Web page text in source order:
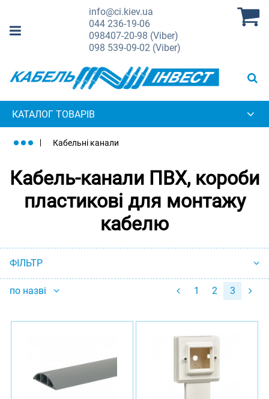
info@ci.kiev.ua
044236-19-06
098407-20-98 (Viber)
098 539-09-02 (Viber)
КАТАЛОГ ТОВАРІВ
Кабельні канали
Кабель-канали ПВХ, короби
пластикові для монтажу
кабелю
ФІЛЬТР
по назві 1 2 3